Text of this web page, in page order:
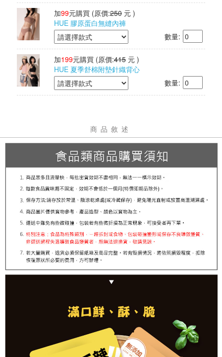
澱粉、食鹽、大豆油、棕櫚油、碳酸氫鈉、蒜頭、檸檬酸、多磷酸
鈉、醋磺內酯鉀(甜味劑)
調味粉成分：海苔細片、純釀造醬油、麥芽糊精、小麥澱粉、砂
糖、琥珀酸二鈉、5’-次黃嘌呤核苷磷酸二鈉、5’-鳥嘌呤核苷磷酸
二鈉
淨重：約45g/包
食品業者登錄字號：B-160288301-00000-7
投保內容：已投保南山產物產品責任險1000萬元
其他檢驗：經SGS檢驗通過
有效期限：依包裝所示
保存期限：12個月
加99元購買 (原價:250 元 )
HUE 膠原蛋白無縫內褲
數量:
加199元購買 (原價:415 元 )
HUE 夏季舒棉附墊針織背心
數量:
商品敘述